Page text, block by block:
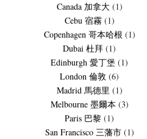
Canada 加拿大 (1)
Cebu 宿霧 (1)
Copenhagen 哥本哈根 (1)
Dubai 杜拜 (1)
Edinburgh 愛丁堡 (1)
London 倫敦 (6)
Madrid 馬德里 (1)
Melbourne 墨爾本 (3)
Paris 巴黎 (1)
San Francisco 三藩市 (1)